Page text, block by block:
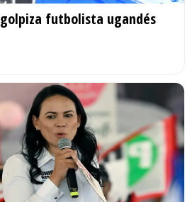
futbolista ugandés